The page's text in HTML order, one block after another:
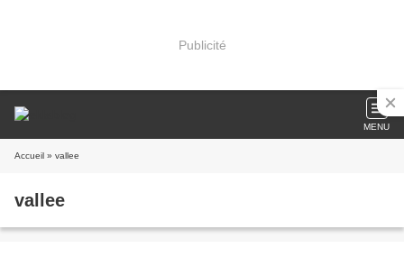
Publicité
MENU
Accueil » vallee
vallee